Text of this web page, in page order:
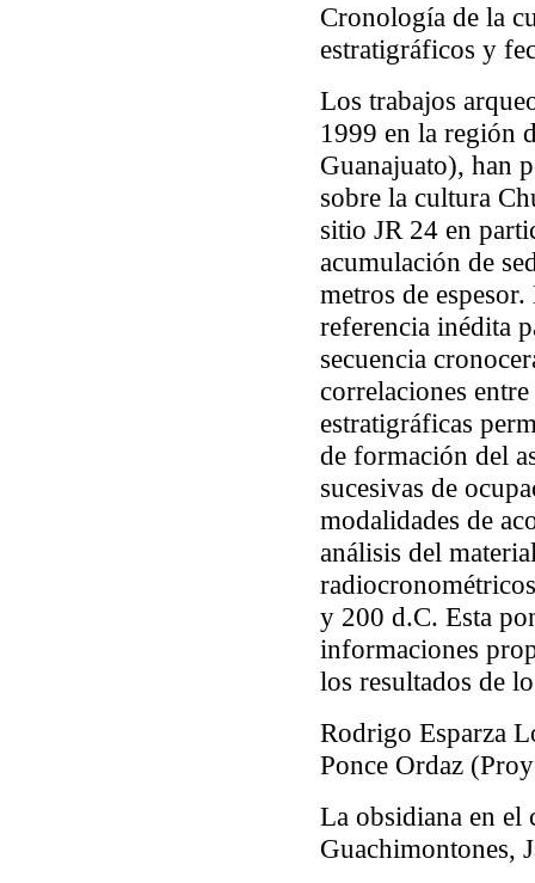
Cronología de la
estratigráficos y
Los trabajos
1999 en la región
Guanajuato), han
sobre la cultura
sitio JR 24 en
acumulación de
metros de
referencia inédita
secuencia
correlaciones
estratigráficas
de formación del
sucesivas de
modalidades de
análisis del
y 200 d.C. Esta
informaciones
los resultados de
Rodrigo Esparza
Ponce Ordaz
La obsidiana en el
Guachimontones,